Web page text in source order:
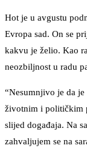
Hot je u avgustu
Evropa sad. On se
kakvu je želio. Kao
neozbiljnost u radu
“Nesumnjivo je da
životnim i političkim
slijed događaja. Na
zahvaljujem se na